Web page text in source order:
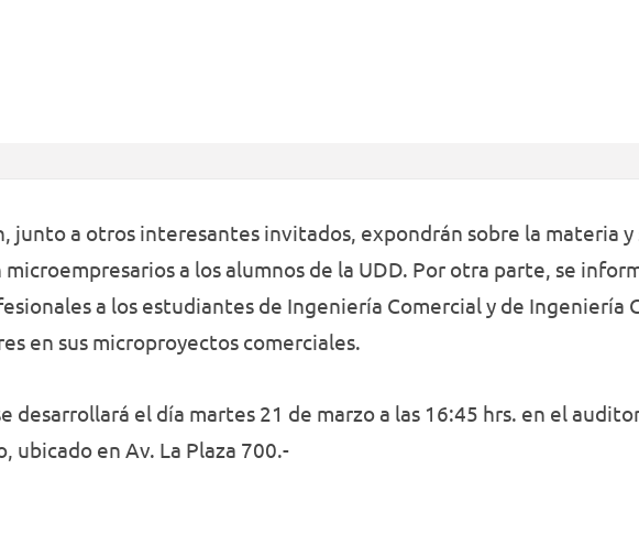
junto a otros interesantes invitados, expondrán sobre la materia
a los alumnos de la UDD. Por otra parte, se
a los estudiantes de Ingeniería Comercial y de Ingeniería
en sus microproyectos comerciales.
desarrollará el día martes 21 de marzo a las 16:45 hrs. en el
ubicado en Av. La Plaza 700.-